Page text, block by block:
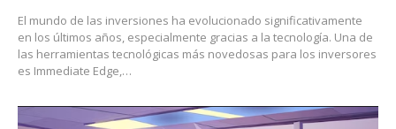
El mundo de las inversiones ha evolucionado significativamente
en los últimos años, especialmente gracias a la tecnología. Una de
las herramientas tecnológicas más novedosas para los inversores
es Immediate Edge,…